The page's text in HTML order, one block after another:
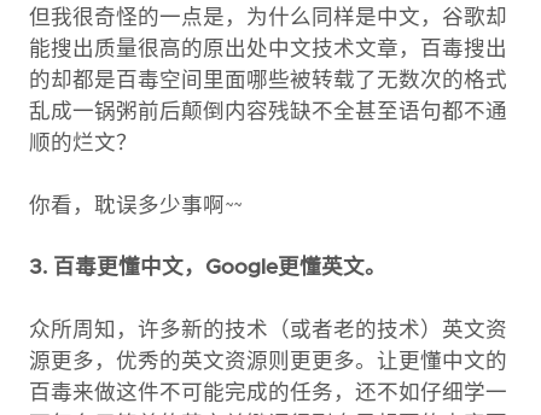
但我很奇怪的一点是，为什么同样是中文，谷歌却
能搜出质量很高的原出处中文技术文章，百毒搜出
的却都是百毒空间里面哪些被转载了无数次的格式
乱成一锅粥前后颠倒内容残缺不全甚至语句都不通
顺的烂文？
你看，耽误多少事啊~~
3. 百毒更懂中文，Google更懂英文。
众所周知，许多新的技术（或者老的技术）英文资
源更多，优秀的英文资源则更更多。让更懂中文的
百毒来做这件不可能完成的任务，还不如仔细学一